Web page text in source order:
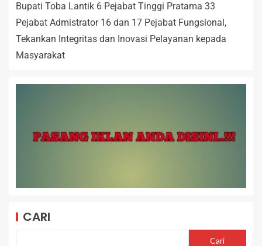
Bupati Toba Lantik 6 Pejabat Tinggi Pratama 33
Pejabat Admistrator 16 dan 17 Pejabat Fungsional,
Tekankan Integritas dan Inovasi Pelayanan kepada
Masyarakat
CARI
Cari